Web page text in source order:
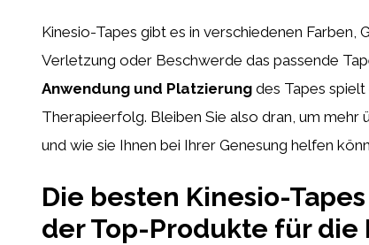
Kinesio-Tapes gibt es in verschiedenen Farben,
Verletzung oder Beschwerde das passende
Anwendung und Platzierung des Tapes
Therapieerfolg. Bleiben Sie also dran, um mehr
und wie sie Ihnen bei Ihrer Genesung helfen
Die besten Kinesio-
der Top-Produkte für die